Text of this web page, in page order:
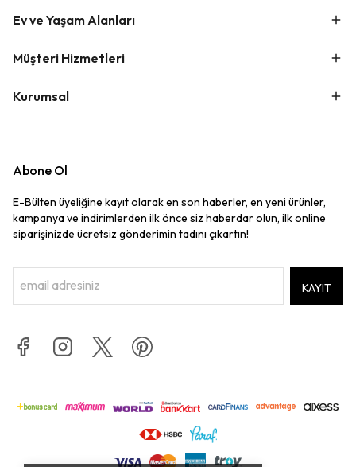
Ev ve Yaşam Alanları
Müşteri Hizmetleri
Kurumsal
Abone Ol
E-Bülten üyeliğine kayıt olarak en son haberler, en yeni ürünler,
kampanya ve indirimlerden ilk önce siz haberdar olun, ilk online
siparişinizde ücretsiz gönderimin tadını çıkartın!
KAYIT